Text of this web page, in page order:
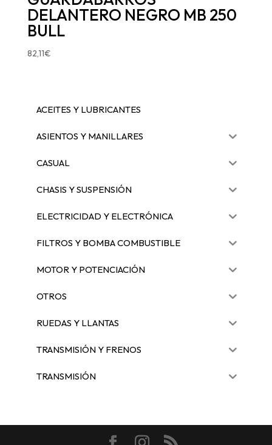
DELANTERO NEGRO MB 250
BULL
82,11€
ACEITES Y LUBRICANTES
ASIENTOS Y MANILLARES
CASUAL
CHASIS Y SUSPENSIÓN
ELECTRICIDAD Y ELECTRÓNICA
FILTROS Y BOMBA COMBUSTIBLE
MOTOR Y POTENCIACIÓN
OTROS
RUEDAS Y LLANTAS
TRANSMISIÓN Y FRENOS
TRANSMISIÓN